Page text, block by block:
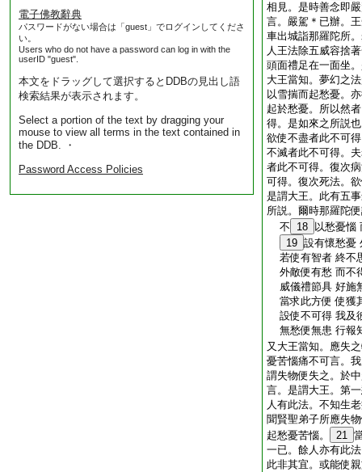
電子佛教辭典
パスワードがない場合は「guest」でログインしてくださ
い。
Users who do not have a password can log in with the
userID "guest".
本文をドラッグして選択するとDDBの見出し語
検索結果が表示されます。
Select a portion of the text by dragging your
mouse to view all terms in the text contained in
the DDB. ・
Password Access Policies
相見。是時善念即
言。嚴駕＊已辦。
車出城詣那羅陀所
人王法除五威容捨
頭面禮足在一面坐
大王當知。夢幻之
以雪揣而起愁憂。
起於愁憂。所以然
得。是如來之所説
欲使不盡者此不可
不滅者此不可得。
者此不可得。復次
可得。復次死法。
是謂大王。此有五
所説。爾時那羅陀
不
18
以愁憂惱
19 設有懷愁憂
若使有智者 終不
外敵便有愁 而不
威儀禮節具 好施
當求此方便 使獲
設使不可得 我及
無愁便無患 行報
又大王當知。應失
憂苦惱痛不可言。
謂失物便失之。於
言。是謂大王。第
人有此法。不知生
聞賢聖弟子所應失
起愁憂苦惱。
21
一已。餘人亦有此
此非其宜。或能使